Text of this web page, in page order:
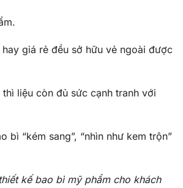
giá rẻ đều sở hữu vẻ ngoài được
liệu còn đủ sức cạnh tranh với
“kém sang”, “nhìn như kem trộn”
kế bao bì mỹ phẩm cho khách